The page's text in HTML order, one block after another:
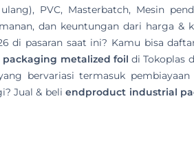
PVC, Masterbatch, Mesin
dan keuntungan dari harga &
di pasaran saat ini? Kamu bisa
metalized foil di Tokoplas
bervariasi termasuk
Jual & beliendproduct industrial